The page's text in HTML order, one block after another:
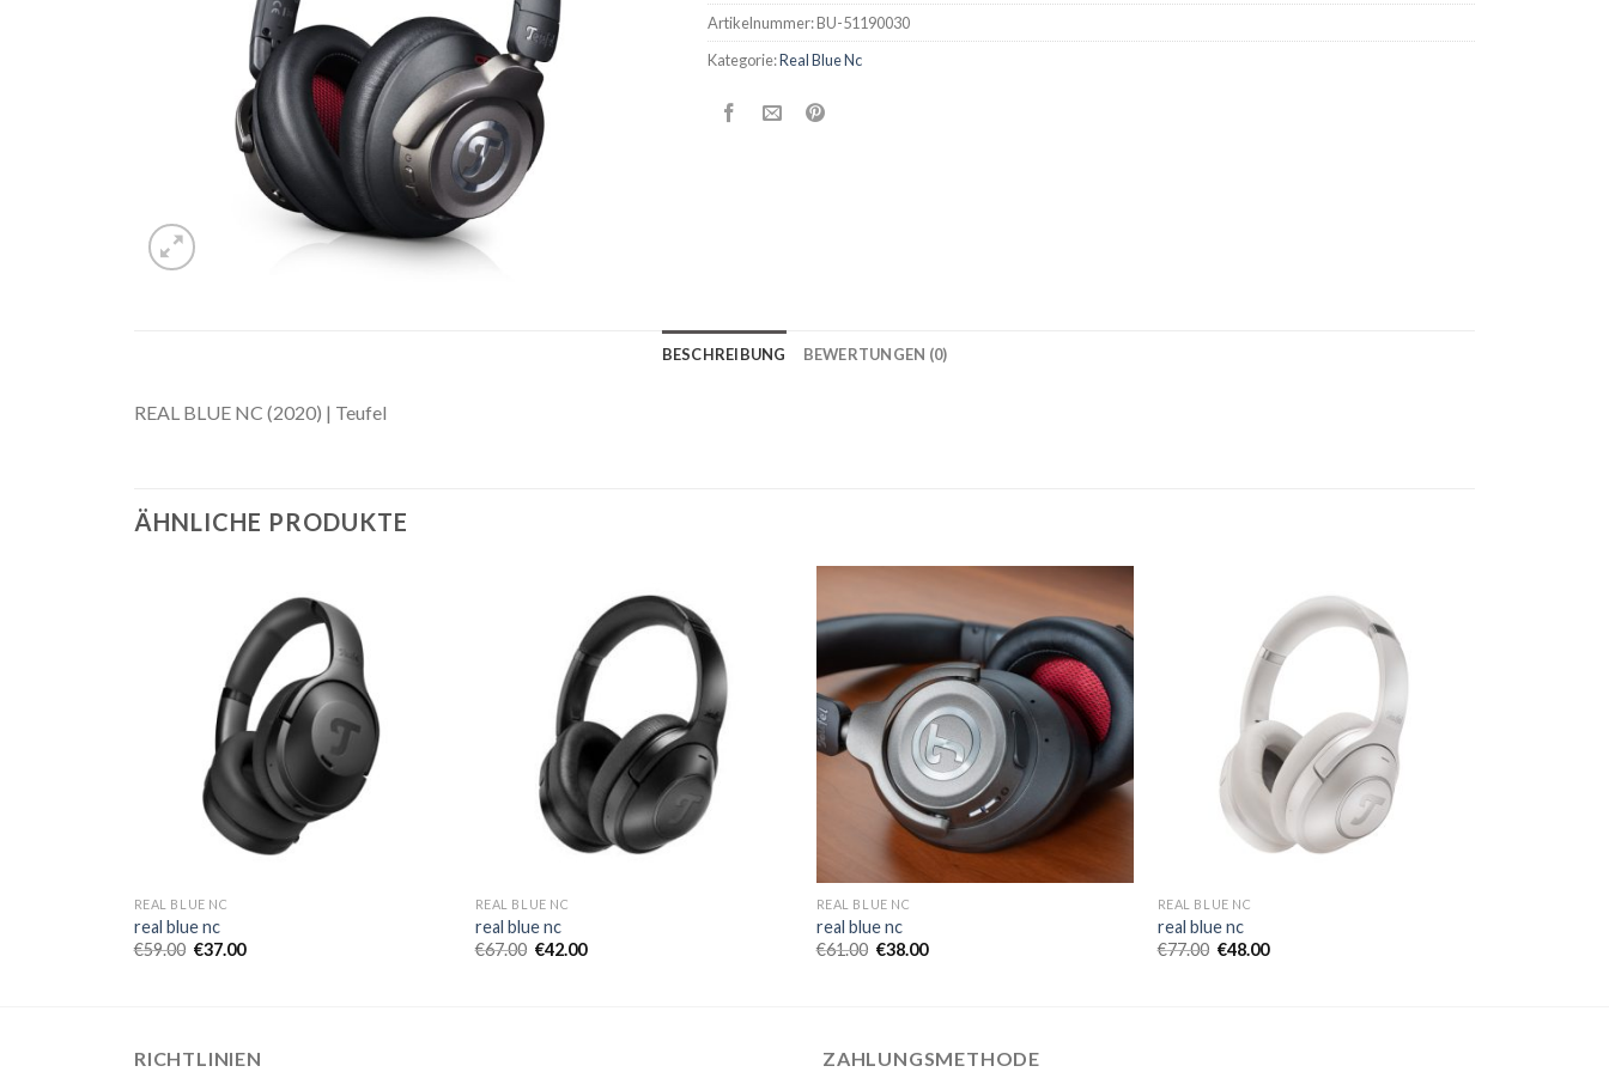
Artikelnummer:BU-51190030
Kategorie:Real Blue Nc
BESCHREIBUNG BEWERTUNGEN (0)
REAL BLUE NC (2020) | Teufel
ÄHNLICHE PRODUKTE
REAL BLUE NC
real blue nc
€59.00 €37.00
REAL BLUE NC
real blue nc
€67.00 €42.00
REAL BLUE NC
real blue nc
€61.00 €38.00
REAL BLUE NC
real blue nc
€77.00 €48.00
RICHTLINIEN ZAHLUNGSMETHODE